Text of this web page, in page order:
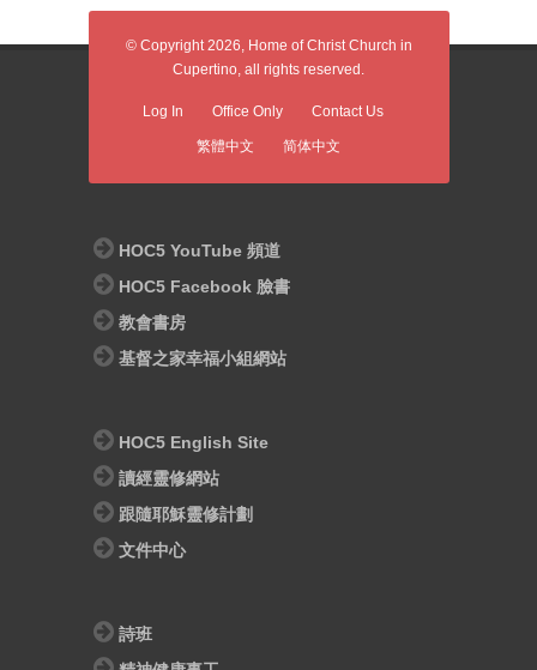
© Copyright 2026, Home of Christ Church in
Cupertino, all rights reserved.
Log In Office Only Contact Us
繁體中文 简体中文
HOC5 YouTube 頻道
HOC5 Facebook 臉書
教會書房
基督之家幸福小組網站
HOC5 English Site
讀經靈修網站
跟隨耶穌靈修計劃
文件中心
詩班